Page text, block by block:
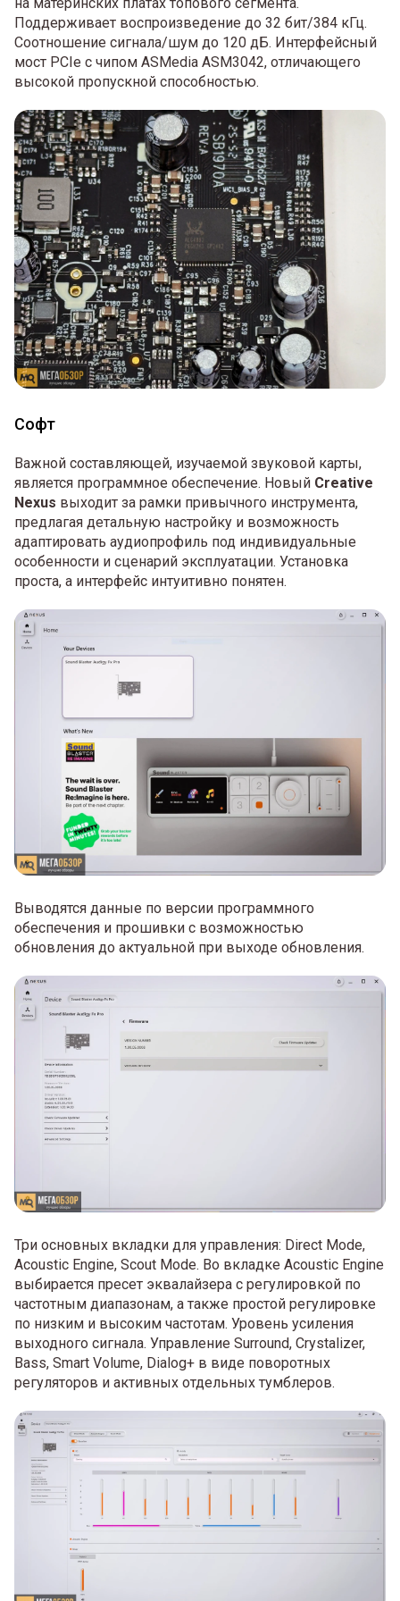
Поддерживает воспроизведение до 32 бит/384 кГц.
Соотношение сигнала/шум до 120 дБ. Интерфейсный
мост PCIe с чипом ASMedia ASM3042, отличающего
высокой пропускной способностью.
Софт
Важной составляющей, изучаемой звуковой карты,
является программное обеспечение. Новый Creative
Nexus выходит за рамки привычного инструмента,
предлагая детальную настройку и возможность
адаптировать аудиопрофиль под индивидуальные
особенности и сценарий эксплуатации. Установка
проста, а интерфейс интуитивно понятен.
Выводятся данные по версии программного
обеспечения и прошивки с возможностью
обновления до актуальной при выходе обновления.
Три основных вкладки для управления: Direct Mode,
Aсoustic Engine, Scout Mode. Во вкладке Acoustic Engine
выбирается пресет эквалайзера с регулировкой по
частотным диапазонам, а также простой регулировке
по низким и высоким частотам. Уровень усиления
выходного сигнала. Управление Surround, Crystalizer,
Bass, Smart Volume, Dialog+ в виде поворотных
регуляторов и активных отдельных тумблеров.